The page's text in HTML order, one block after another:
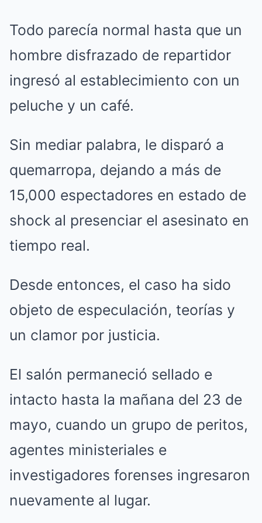
Todo parecía normal hasta que un
hombre disfrazado de repartidor
ingresó al establecimiento con un
peluche y un café.
Sin mediar palabra, le disparó a
quemarropa, dejando a más de
15,000 espectadores en estado de
shock al presenciar el asesinato en
tiempo real.
Desde entonces, el caso ha sido
objeto de especulación, teorías y
un clamor por justicia.
El salón permaneció sellado e
intacto hasta la mañana del 23 de
mayo, cuando un grupo de peritos,
agentes ministeriales e
investigadores forenses ingresaron
nuevamente al lugar.